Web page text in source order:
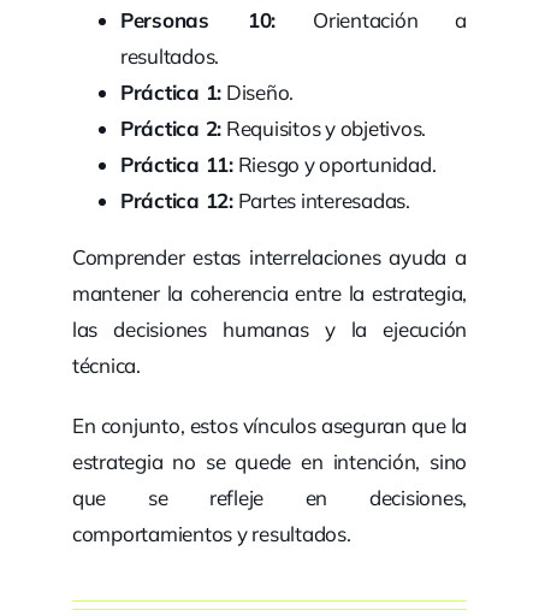
Personas 10: Orientación a
resultados.
Práctica 1: Diseño.
Práctica 2: Requisitos y objetivos.
Práctica 11:Riesgo y oportunidad.
Práctica 12:Partes interesadas.
Comprender estas interrelaciones ayuda a
mantener la coherencia entre la estrategia,
las decisiones humanas y la ejecución
técnica.
En conjunto, estos vínculos aseguran que la
estrategia no se quede en intención, sino
que se refleje en decisiones,
comportamientos y resultados.